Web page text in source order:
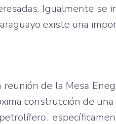
Igualmente se
existe una
de la Mesa
construcción de